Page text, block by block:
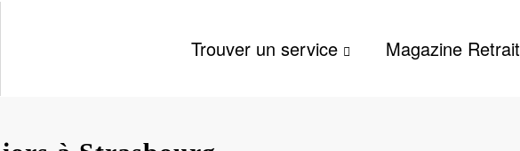
Trouver un service Magazine